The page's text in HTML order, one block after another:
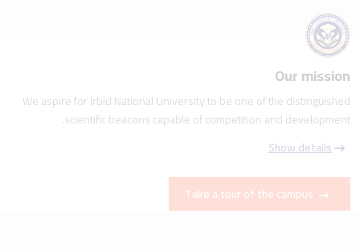
Our mission
We aspire for Irbid National University to be one of the distinguished
scientific beacons capable of competition and development.
Show details
Take a tour of the campus